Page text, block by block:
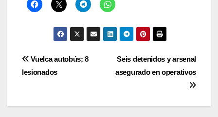
Navegación
entradas
Seis detenidos y arsenal
asegurado en operativos
Vuelca autobús; 8
lesionados